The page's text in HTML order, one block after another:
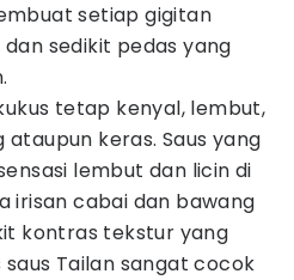
setiap gigitan
sedikit pedas yang
tetap kenyal, lembut,
keras. Saus yang
lembut dan licin di
irisan cabai dan bawang
kontras tekstur yang
Tailan sangat cocok